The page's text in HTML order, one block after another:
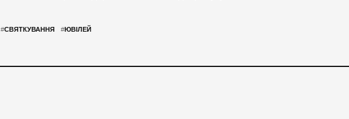
#СВЯТКУВАННЯ #ЮВІЛЕЙ